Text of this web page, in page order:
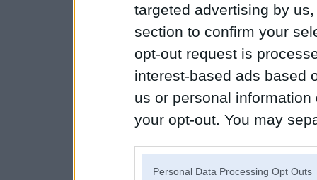
targeted advertising by
section to confirm your
opt-out request is
interest-based ads based
us or personal
your opt-out. You may
Personal Data Processing Opt Outs